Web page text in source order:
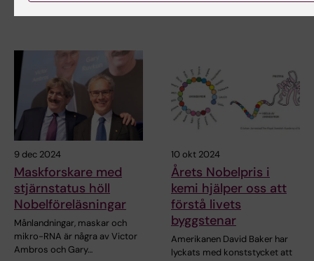
9 dec 2024
Maskforskare med
stjärnstatus höll
Nobelföreläsningar
Månlandningar, maskar och
mikro-RNA är några av Victor
Ambros och Gary…
10 okt 2024
Årets Nobelpris i
kemi hjälper oss att
förstå livets
byggstenar
Amerikanen David Baker har
lyckats med konststycket att